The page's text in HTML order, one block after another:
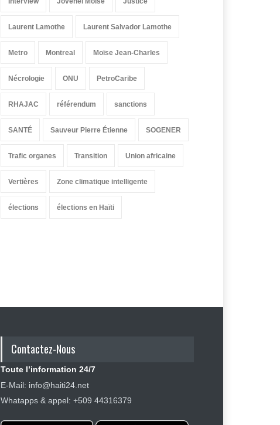
Laurent Lamothe Laurent Salvador Lamothe
Metro Montreal Moïse Jean-Charles
Nécrologie ONU PetroCaribe
RHAJAC référendum sanctions
SANTÉ Sauveur Pierre Étienne SOGENER
Trafic organes Transition Union africaine
Vertières Zone climatique intelligente
élections élections en Haïti
Contactez-Nous
Toute l’information 24/7
E-Mail: info@haiti24.net
Whatapps & appel: +509 44316379